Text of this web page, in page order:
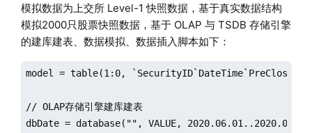
模拟数据为上交所 Level-1 快照数据，基于真实数据结构
模拟2000只股票快照数据，基于 OLAP 与 TSDB 存储引擎
的建库建表、数据模拟、数据插入脚本如下：
model = table(1:0,
// OLAP存储引擎建库建表
dbDate = database("", VALUE,